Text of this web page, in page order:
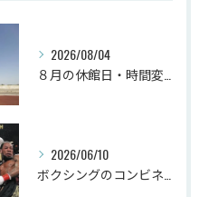
2026/08/04
2026/06/10